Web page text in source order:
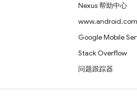
Nexus 帮助中心
www.android.com
Google Mobile
Stack Overflow
问题跟踪器